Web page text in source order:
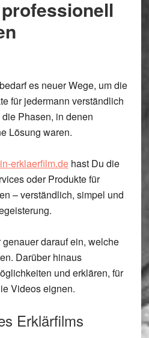
es neuer Wege, um die
für jedermann verständlich
Phasen, in denen
Lösung waren.
erklaerfilm.dehast Du die
oder Produkte für
– verständlich, simpel und
darauf ein, welche
Darüber hinaus
und erklären, für
Videos eignen.
Erklärfilms